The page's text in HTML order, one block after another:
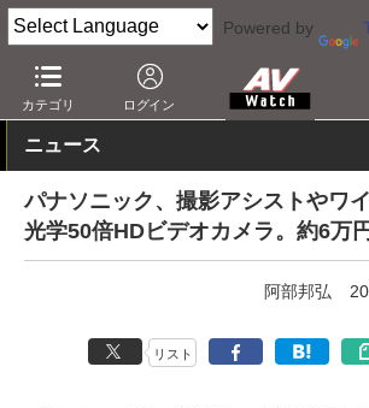
Powered by
カテゴリ ログイン
AV Watch 製品 ビデオカメラ パナソニ
ニュース
パナソニック、撮影アシストやワ
光学50倍HDビデオカメラ。約6万円
阿部邦弘
リスト